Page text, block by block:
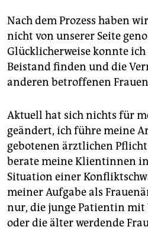
Nach dem Prozess haben
nicht von unserer Seite
Glücklicherweise konnte
Beistand finden und die
anderen betroffenen
Aktuell hat sich nichts für
geändert, ich führe meine
gebotenen ärztlichen
berate meine Klientinnen
Situation einer
meiner Aufgabe als
nur, die junge Patientin mit
oder die älter werdende